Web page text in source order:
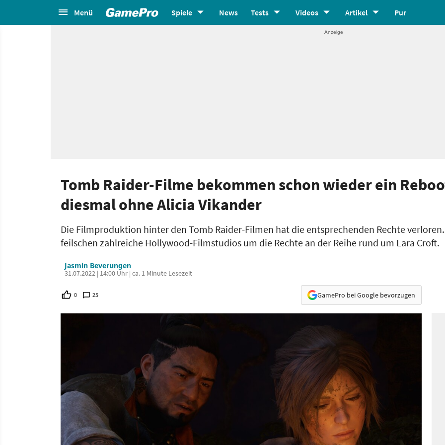
Menü Spiele News Tests Videos Artikel Pur
Tomb Raider-Filme bekommen schon wieder ein
diesmal ohne Alicia Vikander
Die Filmproduktion hinter den Tomb Raider-Filmen hat die entsprechenden Rechte
feilschen zahlreiche Hollywood-Filmstudios um die Rechte an der Reihe rund um Lara Croft.
Jasmin Beverungen
31.07.2022 | 14:00 Uhr | ca. 1 Minute Lesezeit
0 25 GamePro bei Google bevorzugen